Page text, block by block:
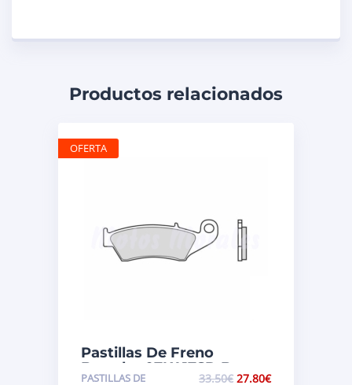
Productos relacionados
Pastillas De Freno
Brembo 07KA17SD Beta,
PASTILLAS DE
33.50€ 27.80€
OFERTA